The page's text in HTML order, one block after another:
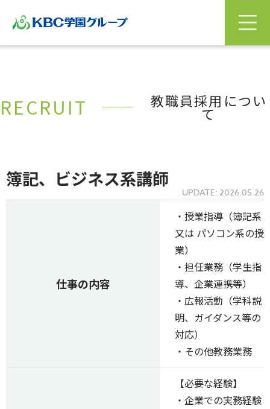
RECRUIT 教職員採用につい
て
簿記、ビジネス系講師
UPDATE: 2026.05.26
仕事の内容
・授業指導（簿記系
又は パソコン系の授
業）
・担任業務（学生指
導、企業連携等）
・広報活動（学科説
明、ガイダンス等の
対応）
・その他教務業務
【必要な経験】
・企業での実務経験